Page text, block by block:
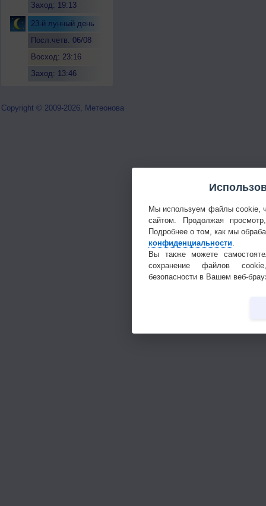
Заход: 19:13
23-й лунный день
Посл.четв. 06/08
Восход: 23:16
Заход: 13:46
Copyright © 2009-2026, Метеонова
Мы используем файлы cookie,
сайтом. Продолжая
Подробнее о том, как мы
конфиденциальности.
Вы также можете
сохранение файлов
безопасности в Вашем веб-